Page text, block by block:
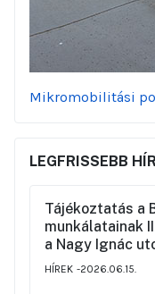
Mikromobilitási
LEGFRISSEBB
Tájékoztatás a
munkálatainak II. üteméről
a Nagy Ignác
valamint a
HÍREK 2026.06.15.